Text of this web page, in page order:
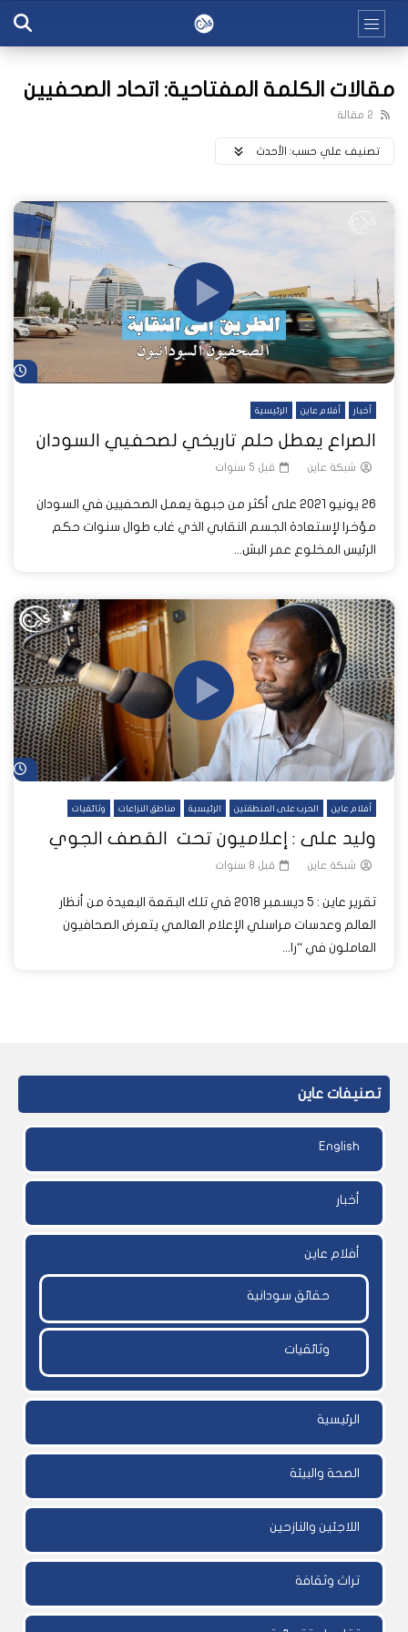
مقالات الكلمة المفتاحية: اتحاد الصحفيين
2 مقالة
تصنيف علي حسب: اﻷحدث
أخبار أفلام عاين الرئيسية
الصراع يعطل حلم تاريخي لصحفيي السودان
شبكة عاين قبل 5 سنوات
26 يونيو 2021 على أكثر من جبهة يعمل الصحفيين في السودان
مؤخرا لإستعادة الجسم النقابي الذي غاب طوال سنوات حكم
الرئيس المخلوع عمر البش...
أفلام عاين الحرب على المنطقتين الرئيسية مناطق النزاعات وثائقيات
وليد على : إعلاميون تحت القصف الجوي
شبكة عاين قبل 8 سنوات
تقرير عاين : 5 ديسمبر 2018 في تلك البقعة البعيدة من أنظار
العالم وعدسات مراسلي الإعلام العالمي يتعرض الصحافيون
العاملون في “را...
تصنيفات عاين
English
أخبار
أفلام عاين
حقائق سودانية
وثائقيات
الرئيسية
الصحة والبيئة
اللاجئين والنازحين
تراث وثقافة